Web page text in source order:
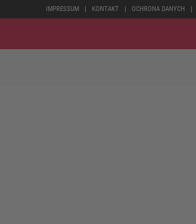
IMPRESSUM KONTAKT OCHRONA DANYCH